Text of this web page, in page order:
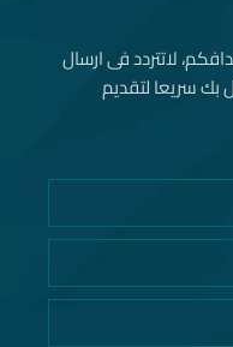
لاتتردد فى ارسال
بك سريعا لتقديم